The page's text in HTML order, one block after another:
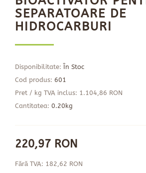
SEPARATOARE DE
HIDROCARBURI
Disponibilitate: În Stoc
Cod produs: 601
Pret / kg TVA inclus: 1.104,86 RON
Cantitatea: 0.20kg
220,97 RON
Fără TVA: 182,62 RON